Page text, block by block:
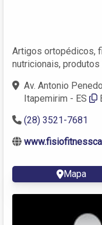
Artigos ortopédicos,
nutricionais,
Av. Antonio
Itapemirim - ES
(28) 3521-7681
Mapa